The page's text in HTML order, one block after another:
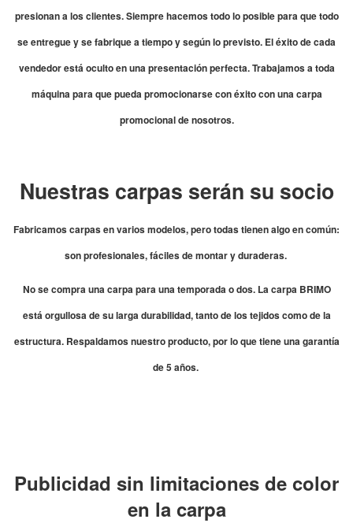
presionan a los clientes. Siempre hacemos todo lo posible para que todo
se entregue y se fabrique a tiempo y según lo previsto. El éxito de cada
vendedor está oculto en una presentación perfecta. Trabajamos a toda
máquina para que pueda promocionarse con éxito con una carpa
promocional de nosotros.
Nuestras carpas serán su socio
Fabricamos carpas en varios modelos, pero todas tienen algo en común:
son profesionales, fáciles de montar y duraderas.
No se compra una carpa para una temporada o dos. La carpa BRIMO
está orgullosa de su larga durabilidad, tanto de los tejidos como de la
estructura. Respaldamos nuestro producto, por lo que tiene una garantía
de 5 años.
Publicidad sin limitaciones de color
en la carpa